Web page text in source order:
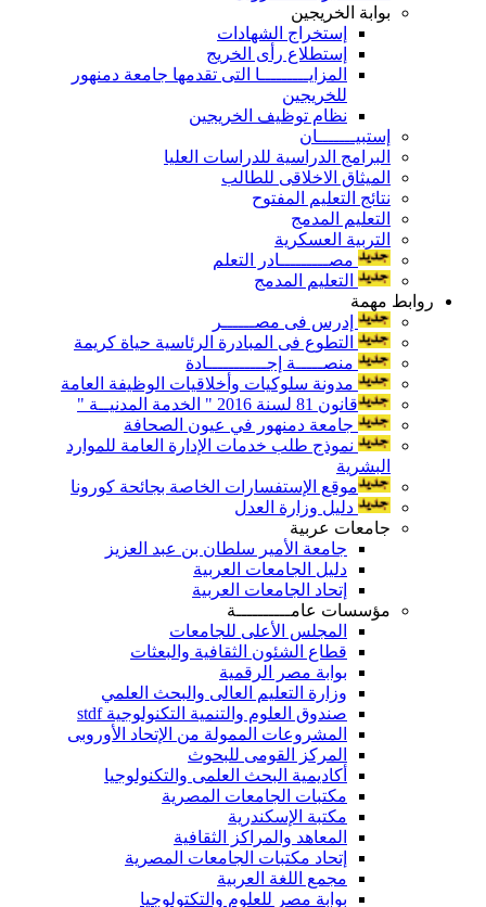
بوابة الخريجين
إستخراج الشهادات
إستطلاع رأى الخريج
المزايـــــــــا التى تقدمها جامعة دمنهور
للخريجين
نظام توظيف الخريجين
إستبيـــــــان
البرامج الدراسية للدراسات العليا
الميثاق الاخلاقى للطالب
نتائج التعليم المفتوح
التعليم المدمج
التربية العسكرية
مصـــــــــادر التعلم
التعليم المدمج
روابط مهمة
إدرس فى مصــــــر
التطوع فى المبادرة الرئاسية حياة كريمة
منصـــــة إجـــــــــــادة
مدونة سلوكيات وأخلاقيات الوظيفة العامة
قانون 81 لسنة 2016 " الخدمة المدنيــة "
جامعة دمنهور في عيون الصحافة
نموذج طلب خدمات الإدارة العامة للموارد
البشرية
موقع الإستفسارات الخاصة بجائحة كورونا
دليل وزارة العدل
جامعات عربية
جامعة الأمير سلطان بن عبد العزيز
دليل الجامعات العربية
إتحاد الجامعات العربية
مؤسسات عامــــــــــة
المجلس الأعلى للجامعات
قطاع الشئون الثقافية والبعثات
بوابة مصر الرقمية
وزارة التعليم العالى والبحث العلمي
صندوق العلوم والتنمية التكنولوجية stdf
المشروعات الممولة من الإتحاد الأوروبى
المركز القومى للبحوث
أكاديمية البحث العلمى والتكنولوجيا
مكتبات الجامعات المصرية
مكتبة الإسكندرية
المعاهد والمراكز الثقافية
إتحاد مكتبات الجامعات المصرية
مجمع اللغة العربية
بوابة مصر للعلوم والتكتولوجيا